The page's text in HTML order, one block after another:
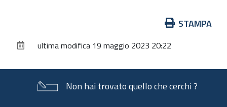
documento
STAMPA
ultima modifica 19 maggio 2023 20:22
Non hai trovato quello che cerchi ?